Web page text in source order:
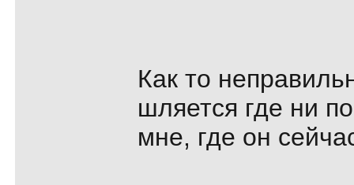
Как то
шляется где ни
мне, где он